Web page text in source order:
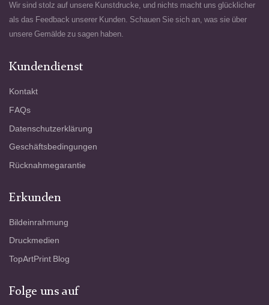
Wir sind stolz auf unsere Kunstdrucke, und nichts macht uns glücklicher
als das Feedback unserer Kunden. Schauen Sie sich an, was sie über
unsere Gemälde zu sagen haben.
Kundendienst
Kontakt
FAQs
Datenschutzerklärung
Geschäftsbedingungen
Rücknahmegarantie
Erkunden
Bildeinrahmung
Druckmedien
TopArtPrint Blog
Folge uns auf